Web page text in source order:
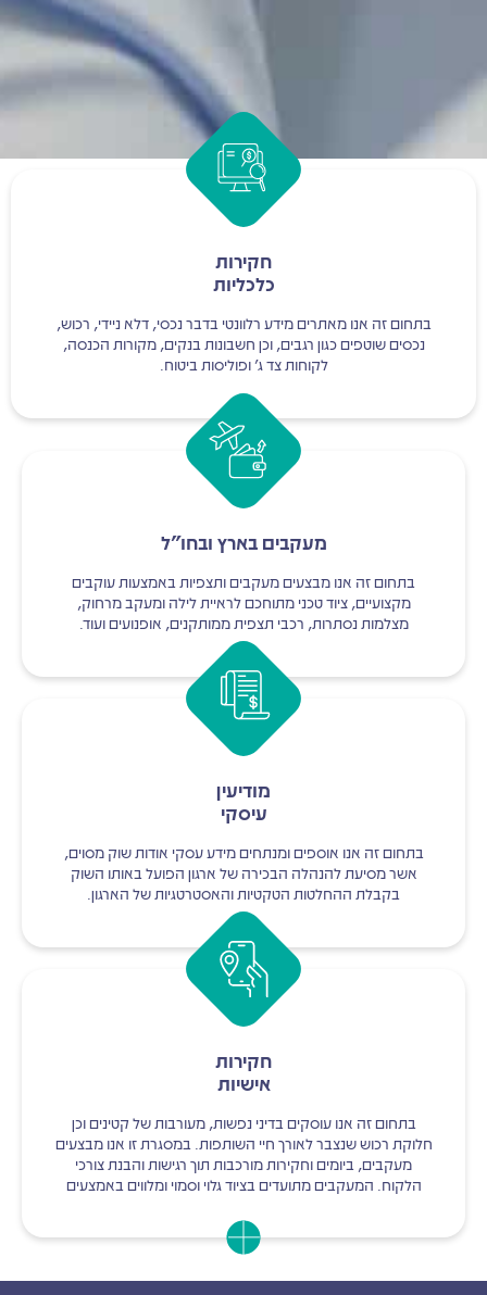
חקירות
כלכליות
בתחום זה אנו מאתרים מידע רלוונטי בדבר נכסי, דלא ניידי, רכוש,
נכסים שוטפים כגון רגבים, וכן חשבונות בנקים, מקורות הכנסה,
לקוחות צד ג' ופוליסות ביטוח.
מעקבים בארץ ובחו"ל
בתחום זה אנו מבצעים מעקבים ותצפיות באמצעות עוקבים
מקצועיים, ציוד טכני מתוחכם לראיית לילה ומעקב מרחוק,
מצלמות נסתרות, רכבי תצפית ממותקנים, אופנועים ועוד.
מודיעין
עיסקי
בתחום זה אנו אוספים ומנתחים מידע עסקי אודות שוק מסוים,
אשר מסיעת להנהלה הבכירה של ארגון הפועל באותו השוק
בקבלת ההחלטות הטקטיות והאסטרטגיות של הארגון.
חקירות
אישיות
בתחום זה אנו עוסקים בדיני נפשות, מעורבות של קטינים וכן
חלוקת רכוש שנצבר לאורך חיי השותפות. במסגרת זו אנו מבצעים
מעקבים, ביומים וחקירות מורכבות תוך רגישות והבנת צורכי
הלקוח. המעקבים מתועדים בציוד גלוי וסמוי ומלווים באמצעים